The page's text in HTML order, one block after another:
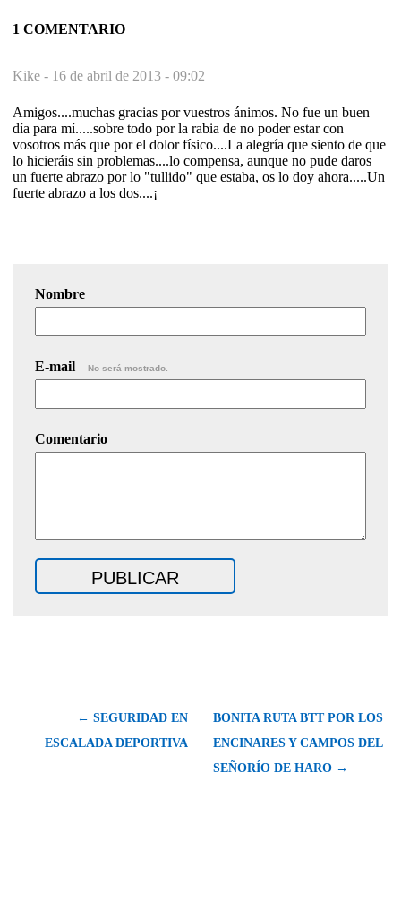
1 COMENTARIO
Kike - 16 de abril de 2013 - 09:02
Amigos....muchas gracias por vuestros ánimos. No fue un buen
día para mí.....sobre todo por la rabia de no poder estar con
vosotros más que por el dolor físico....La alegría que siento de que
lo hicieráis sin problemas....lo compensa, aunque no pude daros
un fuerte abrazo por lo "tullido" que estaba, os lo doy ahora.....Un
fuerte abrazo a los dos....¡
Nombre
E-mail No será mostrado.
Comentario
← SEGURIDAD EN
ESCALADA DEPORTIVA
BONITA RUTA BTT POR LOS
ENCINARES Y CAMPOS DEL
SEÑORÍO DE HARO →